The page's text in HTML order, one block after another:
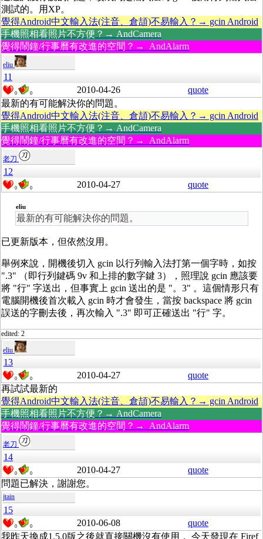
測試的。用XP。
覺得Android中文輸入法(注音、倉頡)不易輸入？→ gcin Android
手機照相看照片不方便？→ AndCamera
覺得鬧鐘/行事曆有改進的空間？→ AndAlarm
eliu
11
0 0 2010-04-26
quote
最新的有可能解決你的問題。
覺得Android中文輸入法(注音、倉頡)不易輸入？→ gcin Android
手機照相看照片不方便？→ AndCamera
覺得鬧鐘/行事曆有改進的空間？→ AndAlarm
老刀
12
0 0 2010-04-27 quote
eliu
最新的有可能解決你的問題。
已更新版本，但依然沒用。
舉例來說，開機後切入 gcin 以行列輸入法打第一個字時，如按
".3" （即行列鍵碼 9v 和上排的數字鍵 3），照理說 gcin 應該要
將 "行" 字送出，但事實上 gcin 送出的是 "。3" 。這個情形只有
電腦開機後首次載入 gcin 時才會發生，當按 backspace 將 gcin
誤送的字刪去後，再次輸入 ".3" 即可正確送出 "行" 字。
edited: 2
eliu
13
0 0 2010-04-27
quote
再試試最新的
覺得Android中文輸入法(注音、倉頡)不易輸入？→ gcin Android
手機照相看照片不方便？→ AndCamera
覺得鬧鐘/行事曆有改進的空間？→ AndAlarm
老刀
14
0 0 2010-04-27
quote
問題已解決，謝謝您。
jtain
15
0 0 2010-06-08
quote
我昨天換成1.5.0版之後就直接關機沒有使用， 今天發現在 Firef